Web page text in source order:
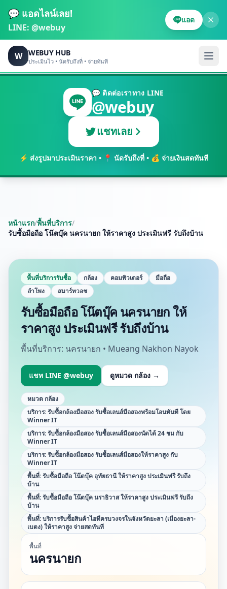
💬 แอดไลน์เลย!
LINE: @webuy
แอด
W WEBUY HUB
ประเมินไว • นัดรับถึงที่ • จ่ายทันที
💬 ติดต่อเราทาง LINE
@webuy
แชทเลย
⚡ ส่งรูปมาประเมินราคา • 📍 นัดรับถึงที่ • 💰 จ่ายเงินสดทันที
หน้าแรก/พื้นที่บริการ/
รับซื้อมือถือ โน๊ตบุ๊ค นครนายก ให้ราคาสูง ประเมินฟรี รับถึงบ้าน
พื้นที่บริการรับซื้อ กล้อง คอมพิวเตอร์
มือถือ
ลำโพง
สมาร์ทวอช
รับซื้อมือถือ โน๊ตบุ๊ค นครนายก ให้
ราคาสูง ประเมินฟรี รับถึงบ้าน
พื้นที่บริการ: นครนายก • Mueang Nakhon Nayok
แชท LINE @webuy ดูหมวด กล้อง →
หมวดกล้อง
บริการ:รับซื้อกล้องมือสอง รับซื้อเลนส์มือสองพร้อมโอนทันที โดย
Winner IT
บริการ:รับซื้อกล้องมือสอง รับซื้อเลนส์มือสองนัดได้ 24 ชม กับ
Winner IT
บริการ:รับซื้อกล้องมือสอง รับซื้อเลนส์มือสองให้ราคาสูง กับ
Winner IT
พื้นที่:รับซื้อมือถือ โน๊ตบุ๊ค อุทัยธานี ให้ราคาสูง ประเมินฟรี รับถึง
บ้าน
พื้นที่:รับซื้อมือถือ โน๊ตบุ๊ค นราธิวาส ให้ราคาสูง ประเมินฟรี รับถึง
บ้าน
พื้นที่:บริการรับซื้อสินค้าไอทีครบวงจรในจังหวัดยะลา (เมืองยะลา-
เบตง) ให้ราคาสูง จ่ายสดทันที
พื้นที่
นครนายก